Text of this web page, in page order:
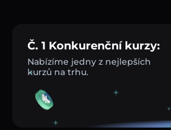
Č. 1 Konkurenční kurzy:
Nabízíme jedny z nejlepších
kurzů na trhu.